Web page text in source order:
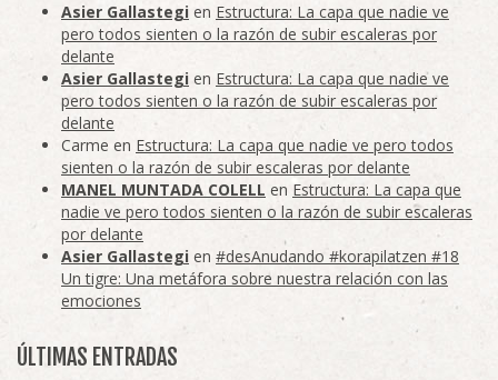
Asier Gallastegi en Estructura: La capa que nadie ve
pero todos sienten o la razón de subir escaleras por
delante
Asier Gallastegi en Estructura: La capa que nadie ve
pero todos sienten o la razón de subir escaleras por
delante
Carme en Estructura: La capa que nadie ve pero todos
sienten o la razón de subir escaleras por delante
MANEL MUNTADA COLELL en Estructura: La capa que
nadie ve pero todos sienten o la razón de subir escaleras
por delante
Asier Gallastegi en #desAnudando #korapilatzen #18
Un tigre: Una metáfora sobre nuestra relación con las
emociones
ÚLTIMAS ENTRADAS